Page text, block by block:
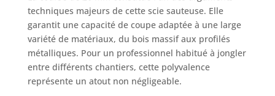
LED intelligente, avec fonction
d’arrêt en hauteur. COMPATIBILITÉ
- Compatible avec toutes les
batteries AMPShare ProCORE 18 V
et les chargeurs pour encore plus
de puissance et de flexibilité.
Convient également aux outils
techniques majeurs de cette scie sauteuse. Elle
garantit une capacité de coupe adaptée à une large
variété de matériaux, du bois massif aux profilés
métalliques. Pour un professionnel habitué à jongler
entre différents chantiers, cette polyvalence
représente un atout non négligeable.